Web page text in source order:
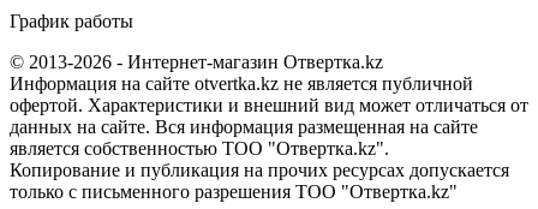
График работы
© 2013-2026 - Интернет-магазин Отвертка.kz
Информация на сайте otvertka.kz не является публичной
офертой. Характеристики и внешний вид может отличаться от
данных на сайте. Вся информация размещенная на сайте
является собственностью ТОО "Отвертка.kz".
Копирование и публикация на прочих ресурсах допускается
только с письменного разрешения ТОО "Отвертка.kz"